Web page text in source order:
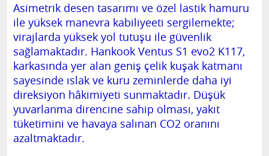
Asimetrik desen tasarımı ve özel lastik hamuru
ile yüksek manevra kabiliyeeti sergilemekte;
virajlarda yüksek yol tutuşu ile güvenlik
sağlamaktadır. Hankook Ventus S1 evo2 K117,
karkasında yer alan geniş çelik kuşak katmanı
sayesinde ıslak ve kuru zeminlerde daha iyi
direksiyon hâkimiyeti sunmaktadır. Düşük
yuvarlanma direncine sahip olması, yakıt
tüketimini ve havaya salınan CO2 oranını
azaltmaktadır.